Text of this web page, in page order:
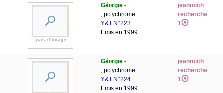
Géorgie -
, polychrome
Y&T N°223
Emis en 1999
jeanmich
recherche
1
Géorgie -
, polychrome
Y&T N°224
Emis en 1999
jeanmich
recherche
1